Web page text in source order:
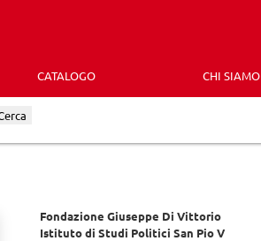
CATALOGO CHI SIAMO
Fondazione Giuseppe Di Vittorio
Istituto di Studi Politici San Pio V